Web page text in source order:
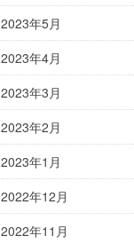
2023年5月
2023年4月
2023年3月
2023年2月
2023年1月
2022年12月
2022年11月